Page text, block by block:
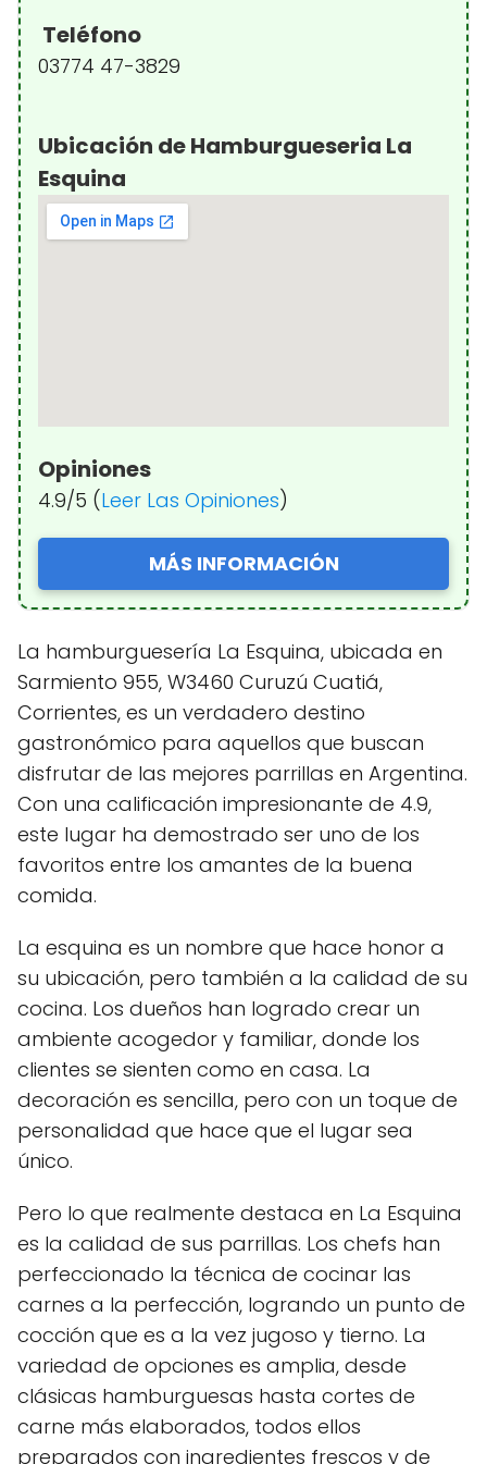
Teléfono
03774 47-3829
Ubicación de Hamburgueseria La
Esquina
Opiniones
4.9/5 (Leer Las Opiniones)
MÁS INFORMACIÓN
La hamburguesería La Esquina, ubicada en
Sarmiento 955, W3460 Curuzú Cuatiá,
Corrientes, es un verdadero destino
gastronómico para aquellos que buscan
disfrutar de las mejores parrillas en Argentina.
Con una calificación impresionante de 4.9,
este lugar ha demostrado ser uno de los
favoritos entre los amantes de la buena
comida.
La esquina es un nombre que hace honor a
su ubicación, pero también a la calidad de su
cocina. Los dueños han logrado crear un
ambiente acogedor y familiar, donde los
clientes se sienten como en casa. La
decoración es sencilla, pero con un toque de
personalidad que hace que el lugar sea
único.
Pero lo que realmente destaca en La Esquina
es la calidad de sus parrillas. Los chefs han
perfeccionado la técnica de cocinar las
carnes a la perfección, logrando un punto de
cocción que es a la vez jugoso y tierno. La
variedad de opciones es amplia, desde
clásicas hamburguesas hasta cortes de
carne más elaborados, todos ellos
preparados con ingredientes frescos y de